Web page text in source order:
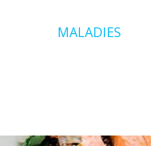
MALADIES